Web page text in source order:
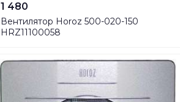
1 480
Вентилятор Horoz 500-020-150
HRZ11100058